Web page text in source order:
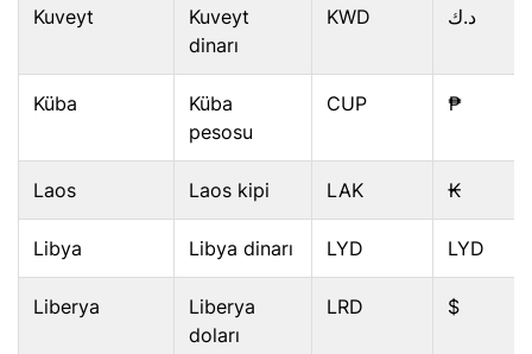
Kuveyt
Kuveyt
dinarı
KWD د.ك
Küba
Küba
pesosu
CUP ₱
Laos Laos kipi LAK ₭
Libya Libya dinarı LYD LYD
Liberya
Liberya
doları
LRD $